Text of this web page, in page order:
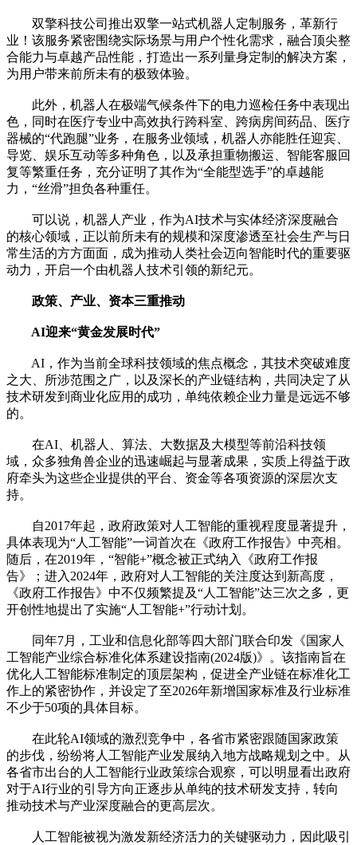
双擎科技公司推出双擎一站式机器人定制服务，革新行
业！该服务紧密围绕实际场景与用户个性化需求，融合顶尖整
合能力与卓越产品性能，打造出一系列量身定制的解决方案，
为用户带来前所未有的极致体验。
此外，机器人在极端气候条件下的电力巡检任务中表现出
色，同时在医疗专业中高效执行跨科室、跨病房间药品、医疗
器械的“代跑腿”业务，在服务业领域，机器人亦能胜任迎宾、
导览、娱乐互动等多种角色，以及承担重物搬运、智能客服回
复等繁重任务，充分证明了其作为“全能型选手”的卓越能
力，“丝滑”担负各种重任。
可以说，机器人产业，作为AI技术与实体经济深度融合
的核心领域，正以前所未有的规模和深度渗透至社会生产与日
常生活的方方面面，成为推动人类社会迈向智能时代的重要驱
动力，开启一个由机器人技术引领的新纪元。
政策、产业、资本三重推动
AI迎来“黄金发展时代”
AI，作为当前全球科技领域的焦点概念，其技术突破难度
之大、所涉范围之广，以及深长的产业链结构，共同决定了从
技术研发到商业化应用的成功，单纯依赖企业力量是远远不够
的。
在AI、机器人、算法、大数据及大模型等前沿科技领
域，众多独角兽企业的迅速崛起与显著成果，实质上得益于政
府牵头为这些企业提供的平台、资金等各项资源的深层次支
持。
自2017年起，政府政策对人工智能的重视程度显著提升，
具体表现为“人工智能”一词首次在《政府工作报告》中亮相。
随后，在2019年，“智能+”概念被正式纳入《政府工作报
告》；进入2024年，政府对人工智能的关注度达到新高度，
《政府工作报告》中不仅频繁提及“人工智能”达三次之多，更
开创性地提出了实施“人工智能+”行动计划。
同年7月，工业和信息化部等四大部门联合印发《国家人
工智能产业综合标准化体系建设指南(2024版)》。该指南旨在
优化人工智能标准制定的顶层架构，促进全产业链在标准化工
作上的紧密协作，并设定了至2026年新增国家标准及行业标准
不少于50项的具体目标。
在此轮AI领域的激烈竞争中，各省市紧密跟随国家政策
的步伐，纷纷将人工智能产业发展纳入地方战略规划之中。从
各省市出台的人工智能行业政策综合观察，可以明显看出政府
对于AI行业的引导方向正逐步从单纯的技术研发支持，转向
推动技术与产业深度融合的更高层次。
人工智能被视为激发新经济活力的关键驱动力，因此吸引